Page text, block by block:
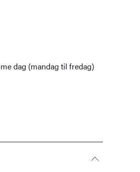
dag (mandag til fredag)